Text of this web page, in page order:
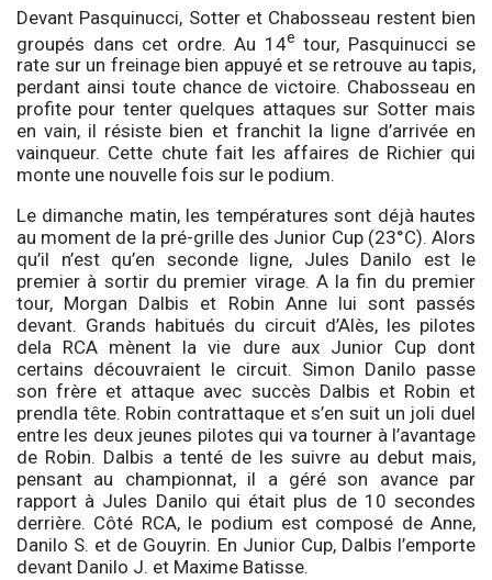
Devant Pasquinucci, Sotter et Chabosseau restent bien
groupés dans cet ordre. Au 14e tour, Pasquinucci se
rate sur un freinage bien appuyé et se retrouve au tapis,
perdant ainsi toute chance de victoire. Chabosseau en
profite pour tenter quelques attaques sur Sotter mais
en vain, il résiste bien et franchit la ligne d’arrivée en
vainqueur. Cette chute fait les affaires de Richier qui
monte une nouvelle fois sur le podium.
Le dimanche matin, les températures sont déjà hautes
au moment de la pré-grille des Junior Cup (23°C). Alors
qu’il n’est qu’en seconde ligne, Jules Danilo est le
premier à sortir du premier virage. A la fin du premier
tour, Morgan Dalbis et Robin Anne lui sont passés
devant. Grands habitués du circuit d’Alès, les pilotes
dela RCA mènent la vie dure aux Junior Cup dont
certains découvraient le circuit. Simon Danilo passe
son frère et attaque avec succès Dalbis et Robin et
prendla tête. Robin contrattaque et s’en suit un joli duel
entre les deux jeunes pilotes qui va tourner à l’avantage
de Robin. Dalbis a tenté de les suivre au debut mais,
pensant au championnat, il a géré son avance par
rapport à Jules Danilo qui était plus de 10 secondes
derrière. Côté RCA, le podium est composé de Anne,
Danilo S. et de Gouyrin. En Junior Cup, Dalbis l’emporte
devant Danilo J. et Maxime Batisse.